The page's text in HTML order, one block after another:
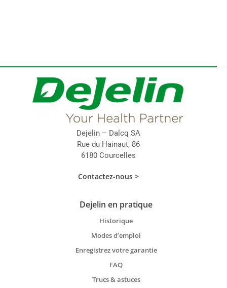
Dejelin – Dalcq SA
Rue du Hainaut, 86
6180 Courcelles
Contactez-nous >
Dejelin en pratique
Historique
Modes d’emploi
Enregistrez votre garantie
FAQ
Trucs & astuces